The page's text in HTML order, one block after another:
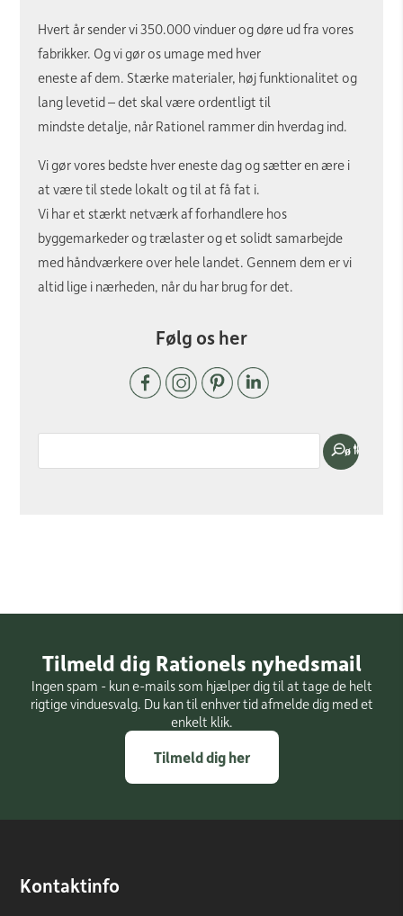
Hvert år sender vi 350.000 vinduer og døre ud fra vores
fabrikker. Og vi gør os umage med hver
eneste af dem. Stærke materialer, høj funktionalitet og
lang levetid – det skal være ordentligt til
mindste detalje, når Rationel rammer din hverdag ind.
Vi gør vores bedste hver eneste dag og sætter en ære i
at være til stede lokalt og til at få fat i.
Vi har et stærkt netværk af forhandlere hos
byggemarkeder og trælaster og et solidt samarbejde
med håndværkere over hele landet. Gennem dem er vi
altid lige i nærheden, når du har brug for det.
Følg os her
Tilmeld dig Rationels nyhedsmail
Ingen spam - kun e-mails som hjælper dig til at tage de helt
rigtige vinduesvalg. Du kan til enhver tid afmelde dig med et
enkelt klik.
Tilmeld dig her
Kontaktinfo